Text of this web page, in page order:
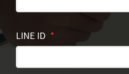
LINE ID